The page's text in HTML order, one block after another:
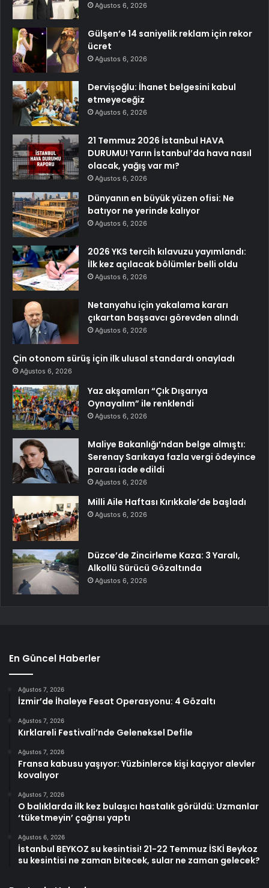
Ağustos 6, 2026
Gülşen’e 14 saniyelik reklam için rekor
ücret
Ağustos 6, 2026
Dervişoğlu: İhanet belgesini kabul
etmeyeceğiz
Ağustos 6, 2026
21 Temmuz 2026 İstanbul HAVA
DURUMU! Yarın İstanbul’da hava nasıl
olacak, yağış var mı?
Ağustos 6, 2026
Dünyanın en büyük yüzen ofisi: Ne
batıyor ne yerinde kalıyor
Ağustos 6, 2026
2026 YKS tercih kılavuzu yayımlandı:
İlk kez açılacak bölümler belli oldu
Ağustos 6, 2026
Netanyahu için yakalama kararı
çıkartan başsavcı görevden alındı
Ağustos 6, 2026
Çin otonom sürüş için ilk ulusal standardı onayladı
Ağustos 6, 2026
Yaz akşamları “Çık Dışarıya
Oynayalım” ile renklendi
Ağustos 6, 2026
Maliye Bakanlığı’ndan belge almıştı:
Serenay Sarıkaya fazla vergi ödeyince
parası iade edildi
Ağustos 6, 2026
Milli Aile Haftası Kırıkkale’de başladı
Ağustos 6, 2026
Düzce’de Zincirleme Kaza: 3 Yaralı,
Alkollü Sürücü Gözaltında
Ağustos 6, 2026
En Güncel Haberler
Ağustos 7, 2026
İzmir’de İhaleye Fesat Operasyonu: 4 Gözaltı
Ağustos 7, 2026
Kırklareli Festivali’nde Geleneksel Defile
Ağustos 7, 2026
Fransa kabusu yaşıyor: Yüzbinlerce kişi kaçıyor alevler
kovalıyor
Ağustos 7, 2026
O balıklarda ilk kez bulaşıcı hastalık görüldü: Uzmanlar
‘tüketmeyin’ çağrısı yaptı
Ağustos 6, 2026
İstanbul BEYKOZ su kesintisi! 21-22 Temmuz İSKİ Beykoz
su kesintisi ne zaman bitecek, sular ne zaman gelecek?